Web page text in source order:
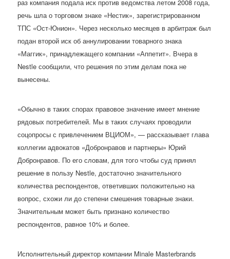
раз компания подала иск против ведомства летом 2008 года,
речь шла о торговом знаке «Нестик», зарегистрированном
ТПС «Ост-Юнион». Через несколько месяцев в арбитраж был
подан второй иск об аннулировании товарного знака
«Маггик», принадлежащего компании «Аппетит». Вчера в
Nestle сообщили, что решения по этим делам пока не
вынесены.
«Обычно в таких спорах правовое значение имеет мнение
рядовых потребителей. Мы в таких случаях проводили
соцопросы с привлечением ВЦИОМ», — рассказывает глава
коллегии адвокатов «Добронравов и партнеры» Юрий
Добронравов. По его словам, для того чтобы суд принял
решение в пользу Nestle, достаточно значительного
количества респондентов, ответивших положительно на
вопрос, схожи ли до степени смешения товарные знаки.
Значительным может быть признано количество
респондентов, равное 10% и более.
Исполнительный директор компании Minale Masterbrands